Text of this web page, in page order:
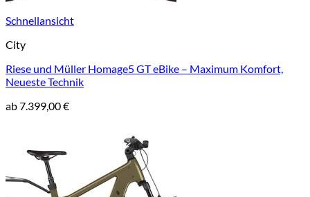
Schnellansicht
City
Riese und Müller Homage5 GT eBike – Maximum Komfort,
Neueste Technik
ab7.399,00€